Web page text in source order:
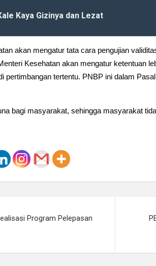
Kaya Gizinya dan Lezat
akan mengatur tata cara pengujian
Kesehatan akan mengatur ketentuan
pertimbangan tertentu. PNBP ini dalam
bagi masyarakat, sehingga masyarakat
Program Pelepasan